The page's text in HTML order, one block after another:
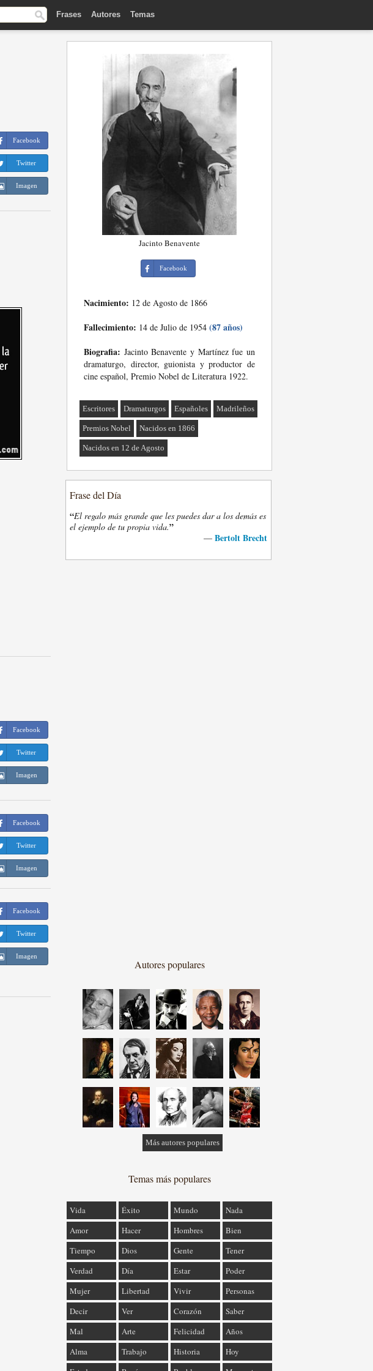
Frases Autores Temas
Facebook
Twitter
Imagen
Facebook
Twitter
Imagen
Facebook
Twitter
Imagen
Facebook
Twitter
Imagen
Jacinto Benavente
Facebook
Nacimiento: 12 de Agosto de 1866
Fallecimiento: 14 de Julio de 1954 (87 años)
Biografia: Jacinto Benavente y Martínez fue un
dramaturgo, director, guionista y productor de
cine español, Premio Nobel de Literatura 1922.
Escritores Dramaturgos Españoles Madrileños
Premios Nobel Nacidos en 1866
Nacidos en 12 de Agosto
Frase del Día
“El regalo más grande que les puedes dar a los demás es
el ejemplo de tu propia vida.”
— Bertolt Brecht
Autores populares
Más autores populares
Temas más populares
Vida Éxito Mundo
Nada
Amor
Hacer Hombres
Bien
Tiempo
Dios Gente
Tener
Verdad
Día Estar
Poder
Mujer
Libertad Vivir
Personas
Decir
Ver Corazón
Saber
Mal
Arte Felicidad
Años
Alma
Trabajo Historia
Hoy